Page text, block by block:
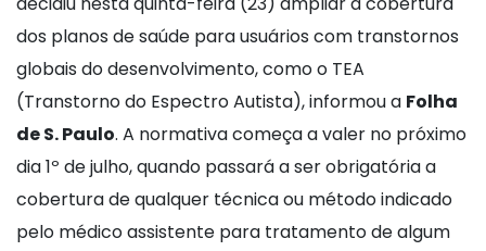
dos planos de saúde para usuários com transtornos
globais do desenvolvimento, como o TEA
(Transtorno do Espectro Autista), informou a Folha
de S. Paulo. A normativa começa a valer no próximo
dia 1º de julho, quando passará a ser obrigatória a
cobertura de qualquer técnica ou método indicado
pelo médico assistente para tratamento de algum